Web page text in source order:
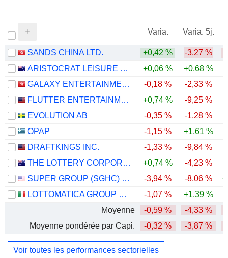
Varia. Varia. 5j.
SANDS CHINA LTD. +0,42 % -3,27 %
ARISTOCRAT LEISURE LIMITED
+0,06 % +0,68 %
GALAXY ENTERTAINMENT GROUP LIMITED
-0,18 % -2,33 %
FLUTTER ENTERTAINMENT PLC
+0,74 % -9,25 %
EVOLUTION AB
-0,35 % -1,28 %
OPAP
-1,15 % +1,61 %
DRAFTKINGS INC.
-1,33 % -9,84 %
THE LOTTERY CORPORATION LIMITED
+0,74 % -4,23 %
SUPER GROUP (SGHC) LIMITED
-3,94 % -8,06 %
LOTTOMATICA GROUP S.P.A.
-1,07 % +1,39 %
Moyenne
-0,59 % -4,33 %
Moyenne pondérée par Capi.
-0,32 % -3,87 %
Voir toutes les performances sectorielles